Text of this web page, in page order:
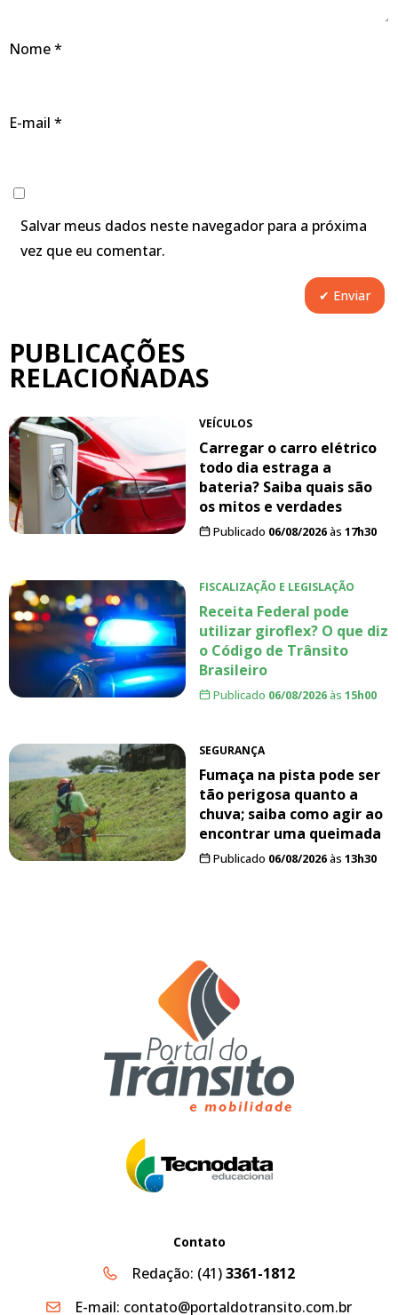
Nome*
E-mail *
Salvar meus dados neste navegador para a próxima
vez que eu comentar.
PUBLICAÇÕES
RELACIONADAS
VEÍCULOS
Carregar o carro elétrico
todo dia estraga a
bateria? Saiba quais são
os mitos e verdades
Publicado 06/08/2026às 17h30
FISCALIZAÇÃO E LEGISLAÇÃO
Receita Federal pode
utilizar giroflex? O que diz
o Código de Trânsito
Brasileiro
Publicado 06/08/2026às 15h00
SEGURANÇA
Fumaça na pista pode ser
tão perigosa quanto a
chuva; saiba como agir ao
encontrar uma queimada
Publicado 06/08/2026às 13h30
Contato
Redação: (41)3361-1812
E-mail: contato@portaldotransito.com.br